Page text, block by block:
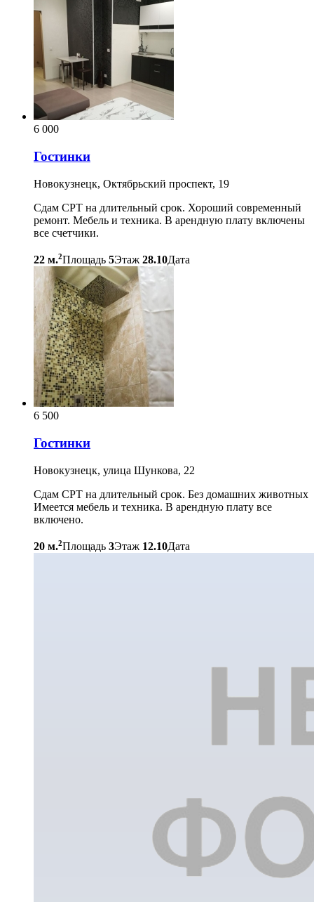
6 000
Гостинки
Новокузнецк, Октябрьский проспект, 19
Сдам СРТ на длительный срок. Хороший современный
ремонт. Мебель и техника. В арендную плату включены
все счетчики.
22 м.2Площадь 5Этаж 28.10Дата
6 500
Гостинки
Новокузнецк, улица Шункова, 22
Сдам СРТ на длительный срок. Без домашних животных
Имеется мебель и техника. В арендную плату все
включено.
20 м.2Площадь 3Этаж 12.10Дата